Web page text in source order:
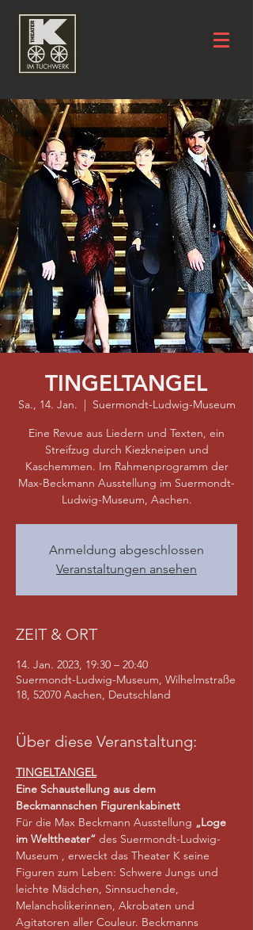
TINGELTANGEL
Sa., 14. Jan.
  |
Suermondt-Ludwig-Museum
Eine Revue aus Liedern und Texten, ein
Streifzug durch Kiezkneipen und
Kaschemmen. Im Rahmenprogramm der
Max-Beckmann Ausstellung im Suermondt-
Ludwig-Museum, Aachen.
Anmeldung abgeschlossen
Veranstaltungen ansehen
ZEIT & ORT
14. Jan. 2023, 19:30 – 20:40
Suermondt-Ludwig-Museum, Wilhelmstraße
18, 52070 Aachen, Deutschland
Über diese Veranstaltung:
TINGELTANGEL
Eine Schaustellung aus dem
Beckmannschen Figurenkabinett
Für die Max Beckmann Ausstellung „Loge
im Welttheater“ des Suermondt-Ludwig-
Museum , erweckt das Theater K seine
Figuren zum Leben: Schwere Jungs und
leichte Mädchen, Sinnsuchende,
Melancholikerinnen, Akrobaten und
Agitatoren aller Couleur. Beckmanns